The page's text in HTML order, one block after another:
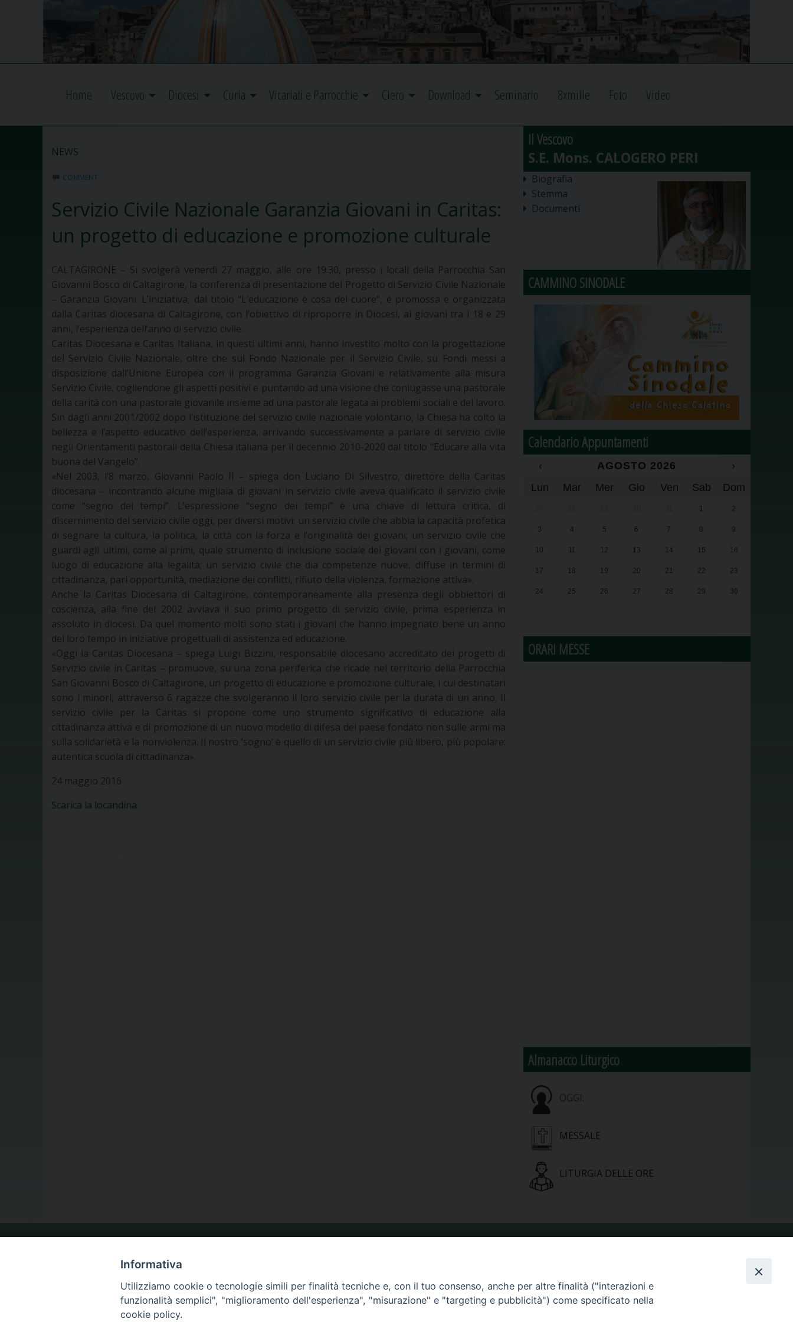
Home Vescovo Diocesi Curia Vicariati e Parrocchie Clero Download Seminario 8xmille Foto Video
NEWS
COMMENT
Servizio Civile Nazionale Garanzia Giovani in Caritas:
un progetto di educazione e promozione culturale
CALTAGIRONE – Si svolgerà venerdì 27 maggio, alle ore 19.30, presso i locali della Parrocchia San
Giovanni Bosco di Caltagirone, la conferenza di presentazione del Progetto di Servizio Civile Nazionale
– Garanzia Giovani. L’iniziativa, dal titolo “L’educazione è cosa del cuore”, è promossa e organizzata
dalla Caritas diocesana di Caltagirone, con l’obiettivo di riproporre in Diocesi, ai giovani tra i 18 e 29
anni, l’esperienza dell’anno di servizio civile.
Caritas Diocesana e Caritas Italiana, in questi ultimi anni, hanno investito molto con la progettazione
del Servizio Civile Nazionale, oltre che sul Fondo Nazionale per il Servizio Civile, su Fondi messi a
disposizione dall’Unione Europea con il programma Garanzia Giovani e relativamente alla misura
Servizio Civile, cogliendone gli aspetti positivi e puntando ad una visione che coniugasse una pastorale
della carità con una pastorale giovanile insieme ad una pastorale legata ai problemi sociali e del lavoro.
Sin dagli anni 2001/2002 dopo l’istituzione del servizio civile nazionale volontario, la Chiesa ha colto la
bellezza e l’aspetto educativo dell’esperienza, arrivando successivamente a parlare di servizio civile
negli Orientamenti pastorali della Chiesa italiana per il decennio 2010-2020 dal titolo “Educare alla vita
buona del Vangelo”.
«Nel 2003, l’8 marzo, Giovanni Paolo II – spiega don Luciano Di Silvestro, direttore della Caritas
diocesana – incontrando alcune migliaia di giovani in servizio civile aveva qualificato il servizio civile
come “segno dei tempi”. L’espressione “segno dei tempi” è una chiave di lettura critica, di
discernimento del servizio civile oggi, per diversi motivi: un servizio civile che abbia la capacità profetica
di segnare la cultura, la politica, la città con la forza e l’originalità dei giovani; un servizio civile che
guardi agli ultimi, come ai primi, quale strumento di inclusione sociale dei giovani con i giovani, come
luogo di educazione alla legalità; un servizio civile che dia competenze nuove, diffuse in termini di
cittadinanza, pari opportunità, mediazione dei conflitti, rifiuto della violenza, formazione attiva».
Anche la Caritas Diocesana di Caltagirone, contemporaneamente alla presenza degli obbiettori di
coscienza, alla fine del 2002 avviava il suo primo progetto di servizio civile, prima esperienza in
assoluto in diocesi. Da quel momento molti sono stati i giovani che hanno impegnato bene un anno
del loro tempo in iniziative progettuali di assistenza ed educazione.
«Oggi la Caritas Diocesana – spiega Luigi Bizzini, responsabile diocesano accreditato dei progetti di
Servizio civile in Caritas – promuove, su una zona periferica che ricade nel territorio della Parrocchia
San Giovanni Bosco di Caltagirone, un progetto di educazione e promozione culturale, i cui destinatari
sono i minori, attraverso 6 ragazze che svolgeranno il loro servizio civile per la durata di un anno. Il
servizio civile per la Caritas si propone come uno strumento significativo di educazione alla
cittadinanza attiva e di promozione di un nuovo modello di difesa del paese fondato non sulle armi ma
sulla solidarietà e la nonviolenza. Il nostro ‘sogno’ è quello di un servizio civile più libero, più popolare:
autentica scuola di cittadinanza».
24 maggio 2016
Scarica la locandina
Il Vescovo
Biografia
Stemma
Documenti
CAMMINO SINODALE
Calendario Appuntamenti
‹ AGOSTO 2026
›
Lun
Mar Mer Gio Ven Sab Dom
1 2
3 4 5 6 7 8 9
10 11 12 13 14 15 16
17 18 19 20 21 22 23
24 25 26 27 28 29 30
ORARI MESSE
Almanacco Liturgico
OGGI:
MESSALE
LITURGIA DELLE ORE
LA NOSTRA DIOCESI
IL VESCOVO
CALENDARIO PASTORALE
PHOTOGALLERY
Informativa
Utilizziamo cookie o tecnologie simili per finalità tecniche e, con il tuo consenso, anche per altre finalità ("interazioni e
funzionalità semplici", "miglioramento dell'esperienza", "misurazione" e "targeting e pubblicità") come specificato nella
cookie policy.